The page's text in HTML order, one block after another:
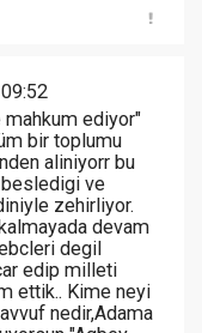
mahkum ediyor"
bir toplumu
aliniyorr bu
ve
zehirliyor.
devam
degil
edip milleti
ettik.. Kime neyi
nedir,Adama